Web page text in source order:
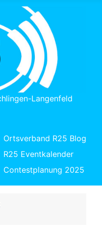
Langenfeld
Ortsverband R25 Blog
R25 Eventkalender
Contestplanung 2025